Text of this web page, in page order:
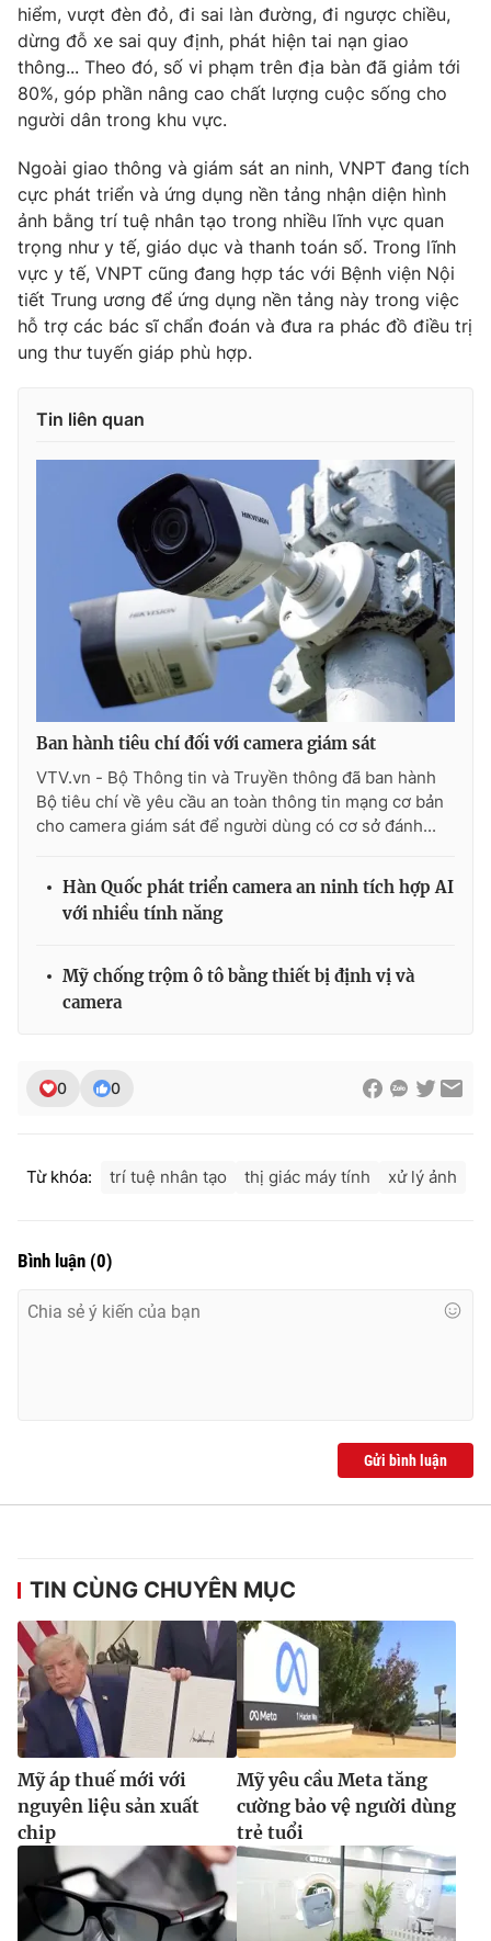
Ðiện thoại Thời báo VTV: 024.66 897 897
Email: toasoan@vtv.vn
Liên hệ quảng cáo: 024-7300.7108
thông tin từ website này.
hiểm, vượt đèn đỏ, đi sai làn đường, đi ngược chiều,
dừng đỗ xe sai quy định, phát hiện tai nạn giao
thông... Theo đó, số vi phạm trên địa bàn đã giảm tới
80%, góp phần nâng cao chất lượng cuộc sống cho
người dân trong khu vực.
Ngoài giao thông và giám sát an ninh, VNPT đang tích
cực phát triển và ứng dụng nền tảng nhận diện hình
ảnh bằng trí tuệ nhân tạo trong nhiều lĩnh vực quan
trọng như y tế, giáo dục và thanh toán số. Trong lĩnh
vực y tế, VNPT cũng đang hợp tác với Bệnh viện Nội
tiết Trung ương để ứng dụng nền tảng này trong việc
hỗ trợ các bác sĩ chẩn đoán và đưa ra phác đồ điều trị
ung thư tuyến giáp phù hợp.
Tin liên quan
Ban hành tiêu chí đối với camera giám sát
VTV.vn - Bộ Thông tin và Truyền thông đã ban hành
Bộ tiêu chí về yêu cầu an toàn thông tin mạng cơ bản
cho camera giám sát để người dùng có cơ sở đánh...
Hàn Quốc phát triển camera an ninh tích hợp AI
với nhiều tính năng
Mỹ chống trộm ô tô bằng thiết bị định vị và
camera
0 0
Từ khóa: trí tuệ nhân tạo thị giác máy tính xử lý ảnh
Bình luận (0)
Gửi bình luận
TIN CÙNG CHUYÊN MỤC
Mỹ áp thuế mới với
nguyên liệu sản xuất
chip
Mỹ yêu cầu Meta tăng
cường bảo vệ người dùng
trẻ tuổi